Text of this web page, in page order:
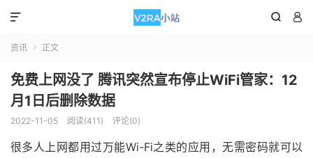
 

资讯  正文
免费上网没了 腾讯突然宣布停止WiFi管家：12
月1日后删除数据
2022-11-05 阅读(411) 评论(0)
很多人上网都用过万能Wi-Fi之类的应用，无需密码就可以